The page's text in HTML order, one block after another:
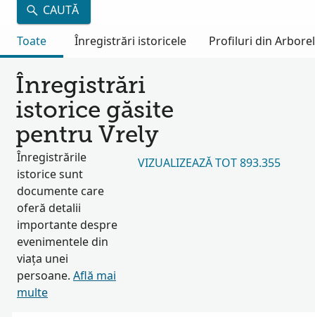
CAUTĂ
Toate
Înregistrări istoricele Profiluri din
Înregistrări
istorice găsite
pentru Vrely
Înregistrările
istorice sunt
documente care
oferă detalii
importante despre
evenimentele din
viața unei
persoane. Află mai
multe
VIZUALIZEAZĂ TOT 893.355